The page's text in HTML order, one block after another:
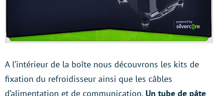
A l’intérieur de la boîte nous découvrons les kits de
fixation du refroidisseur ainsi que les câbles
d’alimentation et de communication. Un tube de pâte